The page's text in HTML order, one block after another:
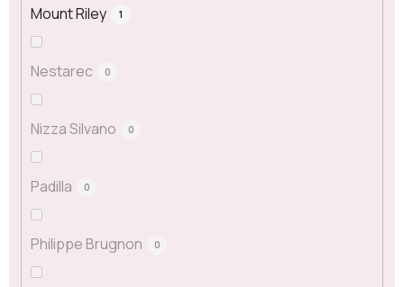
Mount Riley 1
Nestarec 0
Nizza Silvano 0
Padilla 0
Philippe Brugnon 0